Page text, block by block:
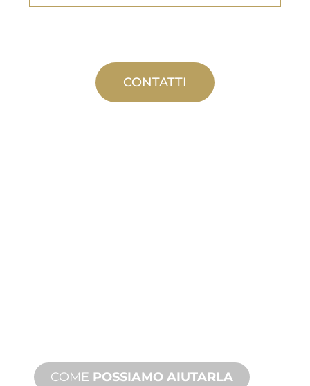
CONTATTI
COME POSSIAMO AIUTARLA